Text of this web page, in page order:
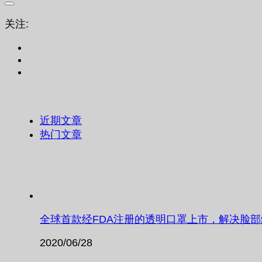
关注:
近期文章
热门文章
全球首款经FDA注册的透明口罩上市，解决脸
2020/06/28